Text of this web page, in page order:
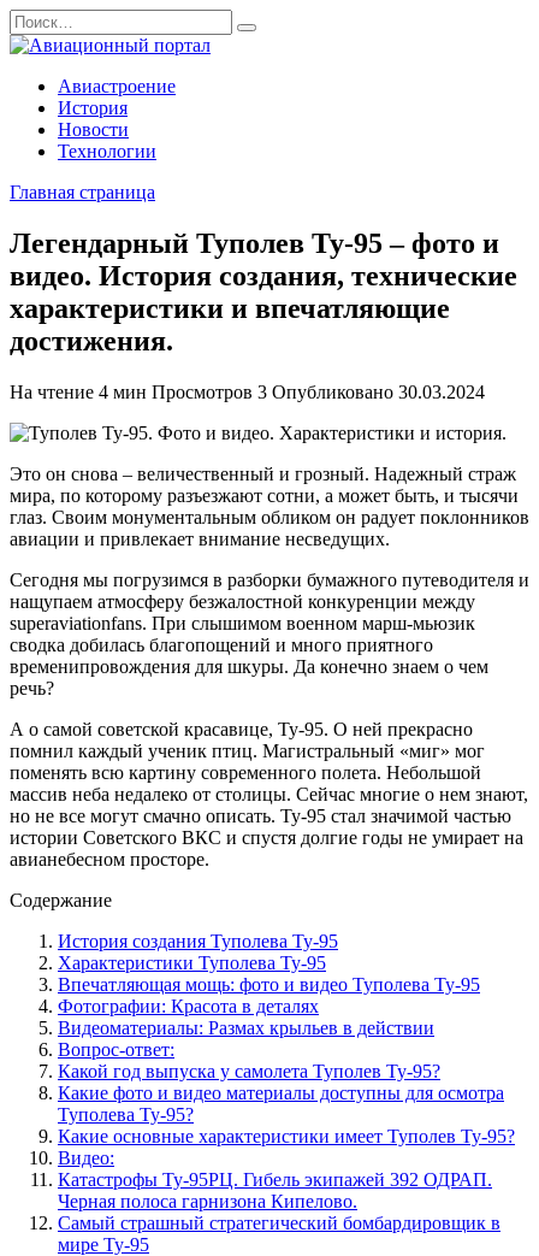
Перейти
к
содержанию
Search
for:
Авиастроение
История
Новости
Технологии
Главная страница
Легендарный Туполев Ту-95 – фото и
видео. История создания, технические
характеристики и впечатляющие
достижения.
На чтение 4 мин Просмотров 3 Опубликовано 30.03.2024
Это он снова – величественный и грозный. Надежный страж
мира, по которому разъезжают сотни, а может быть, и тысячи
глаз. Своим монументальным обликом он радует поклонников
авиации и привлекает внимание несведущих.
Сегодня мы погрузимся в разборки бумажного путеводителя и
нащупаем атмосферу безжалостной конкуренции между
superaviationfans. При слышимом военном марш-мьюзик
сводка добилась благопощений и много приятного
временипровождения для шкуры. Да конечно знаем о чем
речь?
А о самой советской красавице, Ту-95. О ней прекрасно
помнил каждый ученик птиц. Магистральный «миг» мог
поменять всю картину современного полета. Небольшой
массив неба недалеко от столицы. Сейчас многие о нем знают,
но не все могут смачно описать. Ту-95 стал значимой частью
истории Советского ВКС и спустя долгие годы не умирает на
авианебесном просторе.
Содержание
История создания Туполева Ту-95
Характеристики Туполева Ту-95
Впечатляющая мощь: фото и видео Туполева Ту-95
Фотографии: Красота в деталях
Видеоматериалы: Размах крыльев в действии
Вопрос-ответ:
Какой год выпуска у самолета Туполев Ту-95?
Какие фото и видео материалы доступны для осмотра
Туполева Ту-95?
Какие основные характеристики имеет Туполев Ту-95?
Видео:
Катастрофы Ту-95РЦ. Гибель экипажей 392 ОДРАП.
Черная полоса гарнизона Кипелово.
Самый страшный стратегический бомбардировщик в
мире Ту-95